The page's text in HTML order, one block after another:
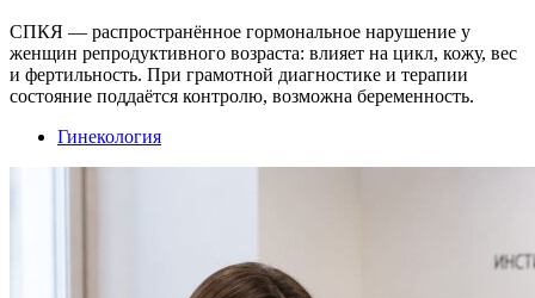
СПКЯ — распространённое гормональное нарушение у
женщин репродуктивного возраста: влияет на цикл, кожу, вес
и фертильность. При грамотной диагностике и терапии
состояние поддаётся контролю, возможна беременность.
Гинекология